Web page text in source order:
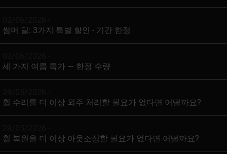
썸머 딜: 3가지 특별 할인 - 기간 한정
세 가지 여름 특가 — 한정 수량
휠 수리를 더 이상 외주 처리할 필요가 없다면 어떨까요?
휠 복원을 더 이상 아웃소싱할 필요가 없다면 어떨까요?